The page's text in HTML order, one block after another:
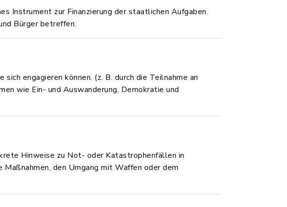
Instrument zur Finanzierung der staatlichen Aufgaben.
Bürger betreffen.
engagieren können. (z. B. durch die Teilnahme an
wie Ein- und Auswanderung, Demokratie und
Hinweise zu Not- oder Katastrophenfällen in
den Umgang mit Waffen oder dem